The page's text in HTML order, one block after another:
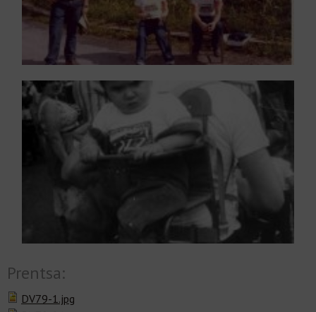
Prentsa:
DV79-1.jpg